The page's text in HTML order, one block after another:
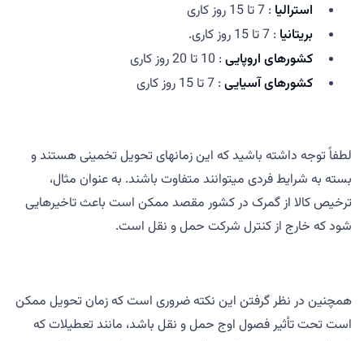
استرالیا : 7 تا 15 روز کاری
بریتانیا : 7 تا 15 روز کاری.
کشورهای اروپایی: 10 تا 20 روز کاری
کشورهای آسیایی: 7 تا 15 روز کاری
لطفاً توجه داشته باشید که این زمانهای تحویل تخمینی هستند و
بسته به شرایط فردی میتوانند متفاوت باشند. به عنوان مثال،
ترخیص کالا از گمرک در کشور مقصد ممکن است باعث تاخیرهایی
شود که خارج از کنترل شرکت حمل و نقل است.
همچنین در نظر گرفتن این نکته ضروری است که زمان تحویل ممکن
است تحت تأثیر فصول اوج حمل و نقل باشد، مانند تعطیلات که